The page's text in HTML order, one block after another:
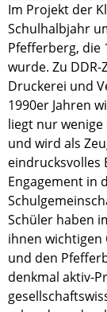
Im Projekt der
Schulhalbjahr
Pfefferberg, die
wurde. Zu
Druckerei und
1990er Jahren
liegt nur
und wird als
eindrucksvolles
Engagement in
Schüler haben
ihnen
und den
denkmal aktiv-